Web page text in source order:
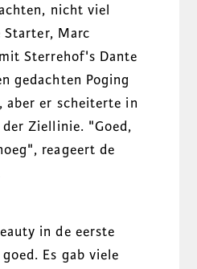
nicht viel
Marc
Sterrehof's Dante
gedachten Poging
aber er scheiterte in
der Ziellinie. "Goed,
reageert de
in de eerste
Es gab viele